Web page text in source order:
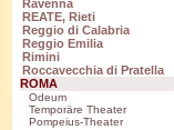
Ravenna
REATE, Rieti
Reggio di Calabria
Reggio Emilia
Rimini
Roccavecchia di Pratella
ROMA
Odeum
Temporäre Theater
Pompeius-Theater